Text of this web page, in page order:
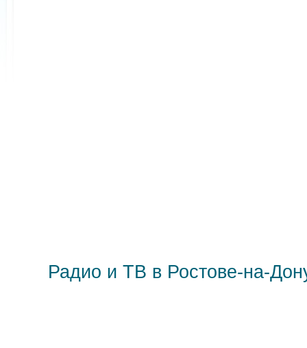
Радио и ТВ в Ростове-на-